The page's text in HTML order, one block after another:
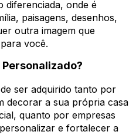
diferenciada, onde é
paisagens, desenhos,
outra imagem que
você.
ser adquirido tanto por
decorar a sua própria casa
quanto por empresas
e fortalecer a